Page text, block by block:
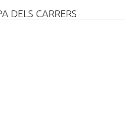
DELS CARRERS